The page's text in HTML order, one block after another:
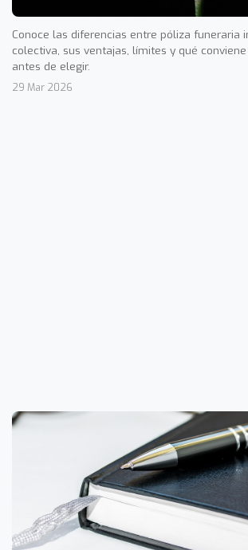
Conoce las diferencias entre póliza funeraria
colectiva, sus ventajas, límites y qué
antes de elegir.
29 Mar 2026